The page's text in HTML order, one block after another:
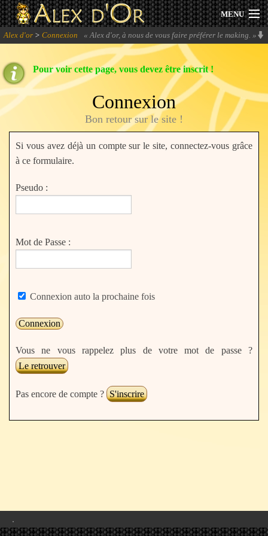
MENU
Actualités
Session 2026
Archives
Forum
Communauté
Se connecter
S'inscrire
Alex d'or > Connexion «Alex d'or, à nous de vous faire préférer le making. »
Pour voir cette page, vous devez être inscrit !
Connexion
Bon retour sur le site !
Si vous avez déjà un compte sur le site, connectez-vous grâce
à ce formulaire.
Pseudo :
Mot de Passe :
Connexion auto la prochaine fois
Vous ne vous rappelez plus de votre mot de passe ?
Le retrouver
Pas encore de compte ? S'inscrire
.